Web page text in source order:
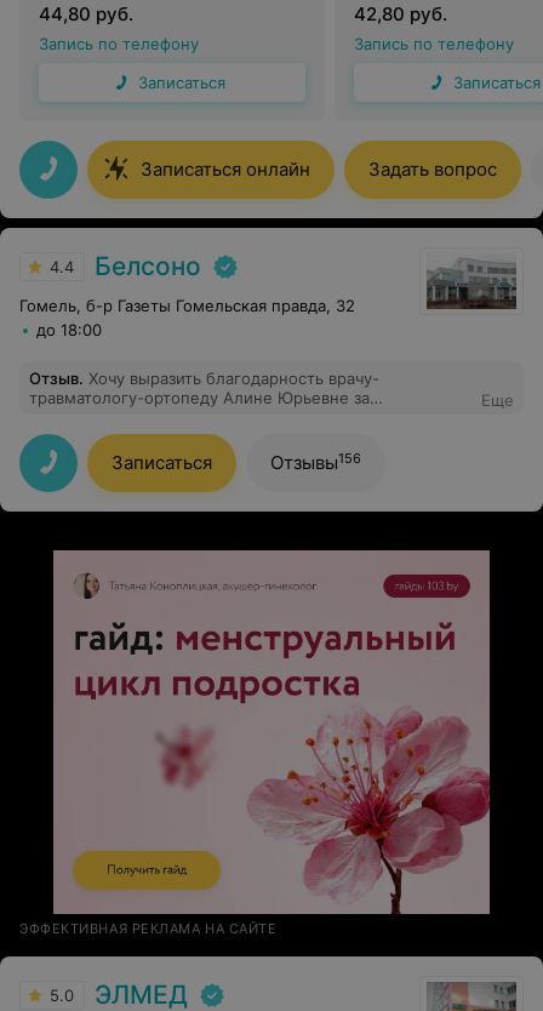
44,80 руб.
Запись по телефону
Записаться
42,80 руб.
Запись по телефону
Записаться
Записаться онлайн Задать вопрос
4.4 Белсоно
Гомель, б-р Газеты Гомельская правда, 32
до 18:00
Отзыв. Хочу выразить благодарность врачу-
травматологу-ортопеду Алине Юрьевне за
обслуживание. На приёме внимательный осмотр, врач
рассказала и объяснила всё понятно и доступно по
диагнозу и последующему лечению.
Еще
Записаться Отзывы156
ЭФФЕКТИВНАЯ РЕКЛАМА НА САЙТЕ
5.0 ЭЛМЕД